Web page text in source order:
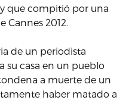
que compitió por una
Cannes 2012.
de un periodista
su casa en un pueblo
a muerte de un
haber matado a